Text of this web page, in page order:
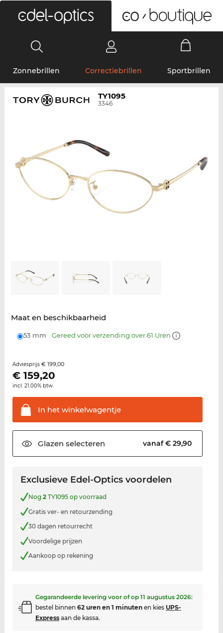
Zonnebrillen Correctiebrillen Sportbrillen
TY1095
3346
Maat en beschikbaarheid
53 mm Gereed voor verzending over 61 Uren
Adviesprijs € 199,00
€ 159,20
incl. 21.00% btw.
In hetwinkelwagentje
Glazen selecteren vanaf € 29,90
Exclusieve Edel-Optics voordelen
Nog 2TY1095 op voorraad
Gratis ver- en retourzending
30 dagen retourrecht
Voordelige prijzen
Aankoop op rekening
Gegarandeerde levering voor of op 11 augustus 2026:
bestel binnen 62 uren en 1 minutenen kies UPS-
Expressaan de kassa.